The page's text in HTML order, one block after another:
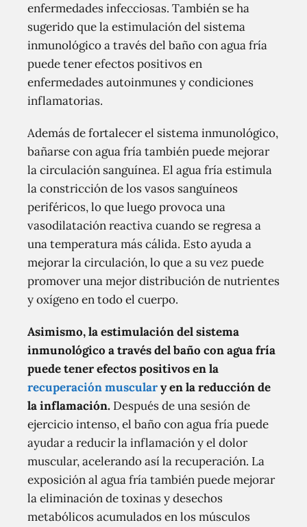
enfermedades infecciosas. También se ha
sugerido que la estimulación del sistema
inmunológico a través del baño con agua fría
puede tener efectos positivos en
enfermedades autoinmunes y condiciones
inflamatorias.
Además de fortalecer el sistema inmunológico,
bañarse con agua fría también puede mejorar
la circulación sanguínea. El agua fría estimula
la constricción de los vasos sanguíneos
periféricos, lo que luego provoca una
vasodilatación reactiva cuando se regresa a
una temperatura más cálida. Esto ayuda a
mejorar la circulación, lo que a su vez puede
promover una mejor distribución de nutrientes
y oxígeno en todo el cuerpo.
Asimismo, la estimulación del sistema
inmunológico a través del baño con agua fría
puede tener efectos positivos en la
recuperación musculary en la reducción de
la inflamación. Después de una sesión de
ejercicio intenso, el baño con agua fría puede
ayudar a reducir la inflamación y el dolor
muscular, acelerando así la recuperación. La
exposición al agua fría también puede mejorar
la eliminación de toxinas y desechos
metabólicos acumulados en los músculos